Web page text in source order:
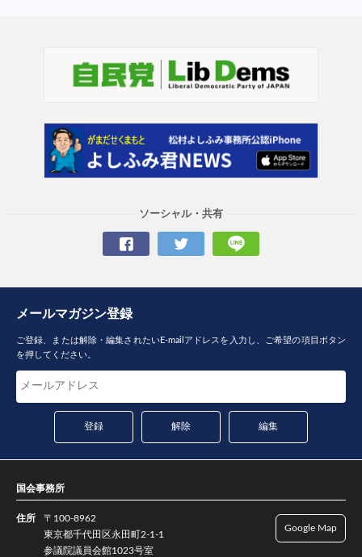
ソーシャル・共有
メールマガジン登録
ご登録、または解除・編集されたいE-mailアドレスを入力し、ご希望の項目ボタン
を押してください。
国会事務所
住所
〒100-8962
東京都千代田区永田町2-1-1
参議院議員会館1023号室
Google Map